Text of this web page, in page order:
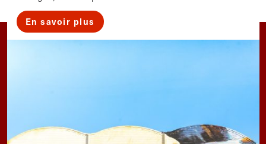
En savoir plus